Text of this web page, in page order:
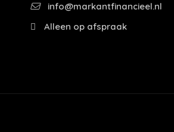
info@markantfinancieel.nl
Alleen op afspraak